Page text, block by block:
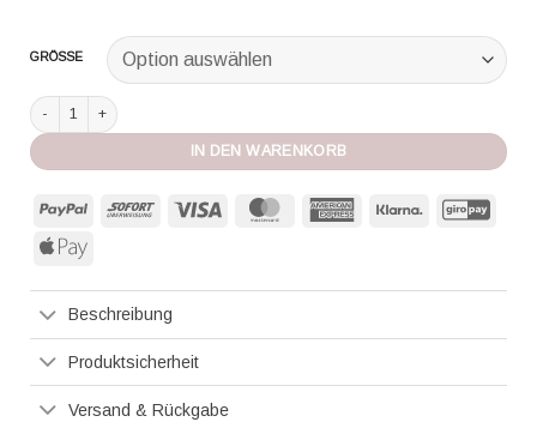
GRÖSSE
Andres Sarda Bralette Bremer king blue Menge
IN DEN WARENKORB
PayPal Sofort MasterCard American
Klarna
Apple
Beschreibung
Produktsicherheit
Versand & Rückgabe